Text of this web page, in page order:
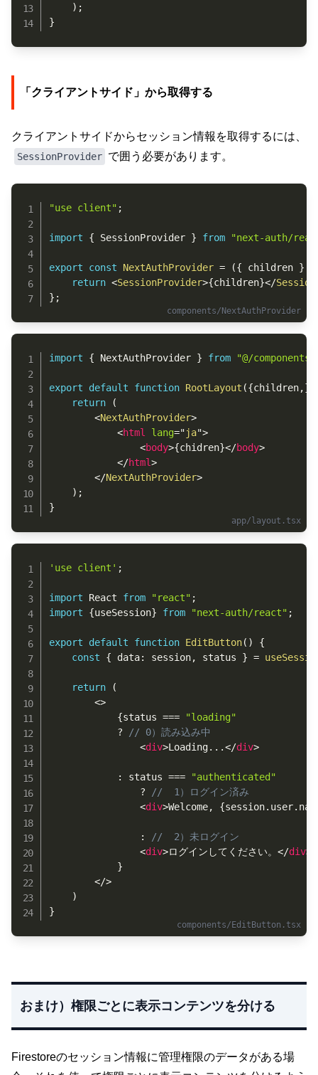
) ;
}
「クライアントサイド」から取得する
クライアントサイドからセッション情報を取得するには、
SessionProvider で囲う必要があります。
"use client" ;
import { SessionProvider } from "next-auth/
export const NextAuthProvider = ({ children }
return <SessionProvider>{children}</
} ;
import { NextAuthProvider } from "@/
export default function RootLayout ({children,}
return
(
<NextAuthProvider>
<html lang="ja">
<body>{chidren}</body>
</html>
</NextAuthProvider>
) ;
}
'use client' ;
import React from "react" ;
import
{useSession} from "next-auth/react" ;
export default function EditButton( )
{
const
{ data: session, status } =
return
(
<>
{status ===
"loading"
?
// 0）読み込み中
<div>Loading...</div>
: status ===
"authenticated"
?
//  1）ログイン済み
<div>Welcome, {session. user.
:
//  2）未ログイン
<div>ログインしてください。</div>
}
</>
)
}
おまけ）権限ごとに表示コンテンツを分ける
Firestoreのセッション情報に管理権限のデータがある場